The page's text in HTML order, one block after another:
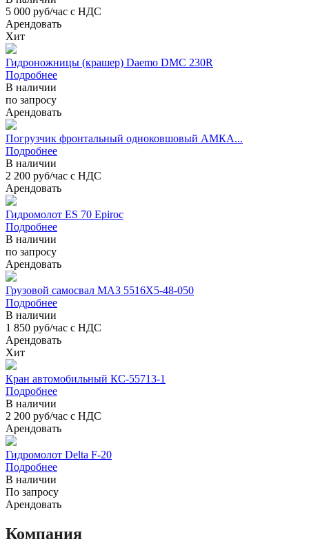
5 000 руб/час с НДС
Арендовать
Хит
Гидроножницы (крашер) Daemo DMC 230R
Подробнее
В наличии
по запросу
Арендовать
Погрузчик фронтальный одноковшовый АМКА...
Подробнее
В наличии
2 200 руб/час с НДС
Арендовать
Гидромолот ES 70 Epiroc
Подробнее
В наличии
по запросу
Арендовать
Грузовой самосвал МАЗ 5516Х5-48-050
Подробнее
В наличии
1 850 руб/час с НДС
Арендовать
Хит
Кран автомобильный КС-55713-1
Подробнее
В наличии
2 200 руб/час с НДС
Арендовать
Гидромолот Delta F-20
Подробнее
В наличии
По запросу
Арендовать
Компания